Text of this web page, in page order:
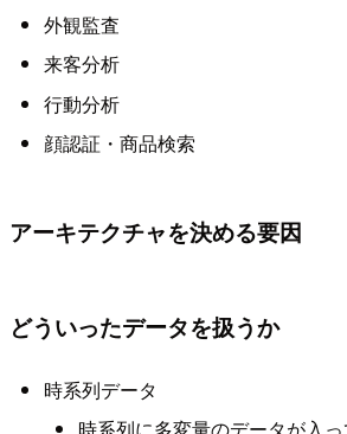
外観監査
来客分析
行動分析
顔認証・商品検索
アーキテクチャを決める要因
どういったデータを扱うか
時系列データ